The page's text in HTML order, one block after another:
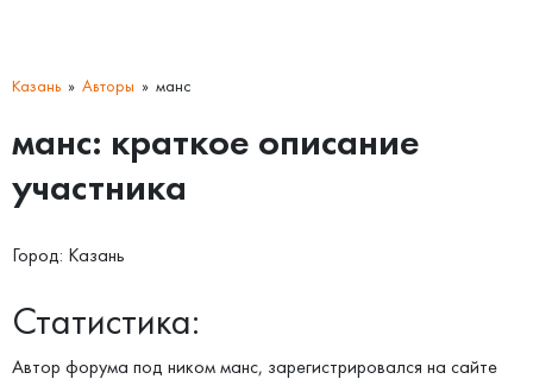
Казань Авторы манс
манс: краткое описание
участника
Город: Казань
Статистика:
Автор форума под ником манс, зарегистрировался на сайте